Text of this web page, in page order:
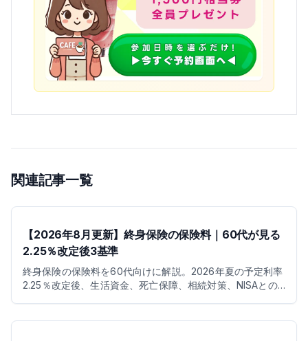
関連記事一覧
【2026年8月更新】終身保険の保険料｜60代が見る
2.25％改定後3基準
終身保険の保険料を60代向けに解説。2026年夏の予定利率
2.25％改定後、生活資金、死亡保障、相続対策、NISAとの